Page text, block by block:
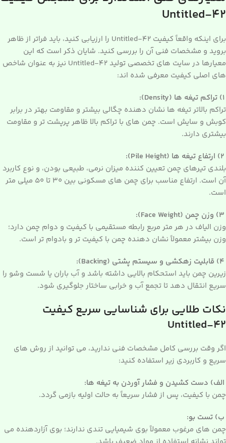
Untitled-42
برای اینکه واقعاً کیفیت Untitled-42 را ارزیابی کنید، باید فراتر از ظاهر
بروید و مشخصات فنی آن را بررسی کنید. شایان ذکر است که این
معیارها در سایت های تخصصی تولید Untitled-42 نیز به عنوان شاخص
های اصلی کیفیت معرفی شده اند:
۱) تراکم تیغه ها (Density):
تراکم بالاتر تیغه ها نشان دهنده چگالی بیشتر و مقاومت بهتر در برابر
کوبش و سایش است. چمن های با تراکم بالا ظاهر پرپشت تر و مقاومت
بیشتری دارند.
۲) ارتفاع تیغه ها (Pile Height):
بلندی تیرهای چمن تعیین کننده میزان نرمی، طبیعی بودن، و نوع کاربرد
آن است. ارتفاع مناسب برای چمن های مسکونی بین ۳۰ تا ۵۰ میلی متر
است.
۳) وزن چمن (Face Weight):
وزن الیاف در هر متر مربع رابطه مستقیمی با کیفیت و دوام چمن دارد؛
وزن بیشتر معمولاً نشان دهنده چمن با کیفیت تر و بادوام تر است.
۴) قابلیت زهکشی و سیستم پشتی (Backing):
زیرین چمن باید استحکام بالایی داشته باشد و آب باران یا شست وشو را
سریع انتقال دهد تا تجمع آب و خرابی ساختار جلوگیری شود.
نکات طلایی برای شناسایی سریع کیفیت
Untitled-42
اگر وقت بررسی کامل مشخصات فنی ندارید، می توانید از روش های
سریع و کاربردی زیر استفاده کنید:
الف) دست کشیدن و فشار آوردن به تیغه ها:
چمن با کیفیت، پس از فشار سریعاً به حالت اولیه بازمی گردد.
ب) تست بو:
چمن های مرغوب معمولاً بوی شیمیایی تندی ندارند؛ بوی آزاردهنده می